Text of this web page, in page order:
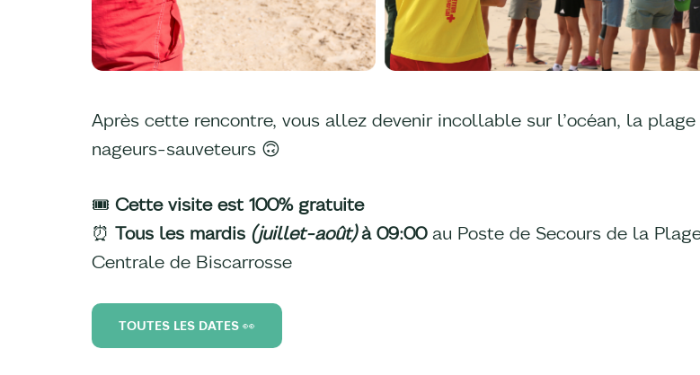
Après cette rencontre, vous allez devenir incollable sur l’océan, la
nageurs-sauveteurs 🙃
🎟️ Cette visite est 100% gratuite
⏰ Tous les mardis (juillet-août)à 09:00au Poste de Secours de la
Centrale de Biscarrosse
TOUTES LES DATES 👀